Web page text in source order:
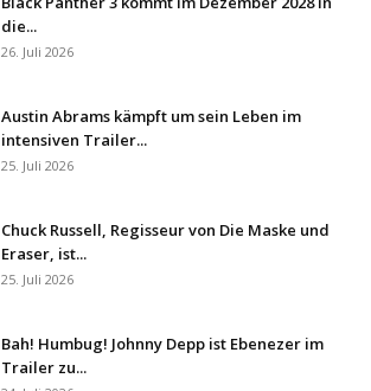
die...
26. Juli 2026
Austin Abrams kämpft um sein Leben im
intensiven Trailer...
25. Juli 2026
Chuck Russell, Regisseur von Die Maske und
Eraser, ist...
25. Juli 2026
Bah! Humbug! Johnny Depp ist Ebenezer im
Trailer zu...